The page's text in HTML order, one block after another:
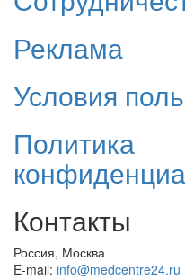
Реклама
Условия
Политика
Контакты
Россия, Москва
E-mail: info@medcentre24.ru